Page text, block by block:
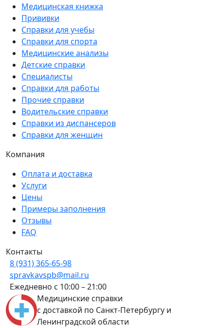
Медицинские справки
с доставкой по Санкт-Петербургу и
Ленинградской области
Медицинская книжка
Прививки
Справки для учебы
Справки для спорта
Медицинские анализы
Детские справки
Специалисты
Справки для работы
Прочие справки
Водительские справки
Справки из диспансеров
Справки для женщин
Компания
Оплата и доставка
Услуги
Цены
Примеры заполнения
Отзывы
FAQ
Контакты
8 (931) 365-65-98
spravkavspb@mail.ru
Ежедневно с 10:00 – 21:00